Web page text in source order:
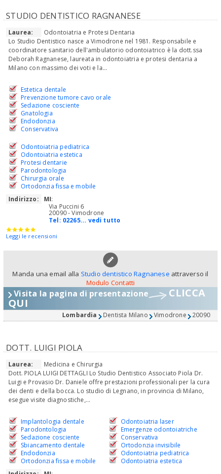
STUDIO DENTISTICO RAGNANESE
Laurea:
Odontoiatria e Protesi Dentaria
Lo Studio Dentistico nasce a Vimodrone nel 1981. Responsabile e
coordinatore sanitario dell'ambulatorio odontoiatrico è la dott.ssa
Deborah Ragnanese, laureata in odontoiatria e protesi dentaria a
Milano con massimo dei voti e la...
Estetica dentale
Prevenzione tumore cavo orale
Sedazione cosciente
Gnatologia
Endodonzia
Conservativa
Odontoiatria pediatrica
Odontoiatria estetica
Protesi dentarie
Parodontologia
Chirurgia orale
Ortodonzia fissa e mobile
Indirizzo:
MI:
Via Puccini 6
20090 - Vimodrone
Tel: 02265... vedi tutto
Leggi le recensioni
Manda una email alla Studio dentistico Ragnanese attraverso il
Modulo Contatti
Visita la pagina di presentazione CLICCA
QUI
Lombardia Dentista Milano Vimodrone 20090
DOTT. LUIGI PIOLA
Laurea:
Medicina e Chirurgia
Dott. PIOLA LUIGI DETTAGLI Lo Studio Dentistico Associato Piola Dr.
Luigi e Provasio Dr. Daniele offre prestazioni professionali per la cura
dei denti e della bocca. Lo studio di Legnano, in provincia di Milano,
esegue visite diagnostiche,...
Implantologia dentale
Parodontologia
Sedazione cosciente
Sbiancamento dentale
Endodonzia
Ortodonzia fissa e mobile
Odontoiatria laser
Emergenze odontoiatriche
Conservativa
Ortodonzia invisibile
Odontoiatria pediatrica
Odontoiatria estetica